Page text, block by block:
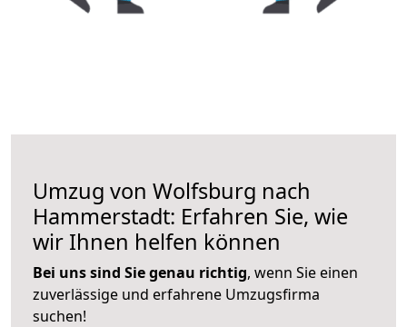
Umzug von Wolfsburg nach
Hammerstadt: Erfahren Sie, wie
wir Ihnen helfen können
Bei uns sind Sie genau richtig, wenn Sie einen
zuverlässige und erfahrene Umzugsfirma
suchen!